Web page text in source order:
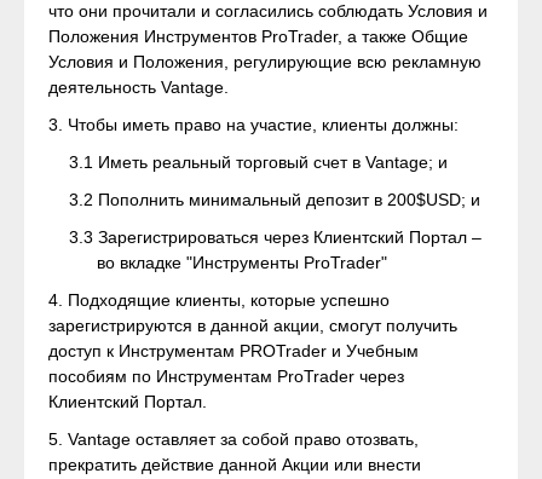
что они прочитали и согласились соблюдать Условия и
Положения Инструментов ProTrader, а также Общие
Условия и Положения, регулирующие всю рекламную
деятельность Vantage.
3. Чтобы иметь право на участие, клиенты должны:
3.1 Иметь реальный торговый счет в Vantage; и
3.2 Пополнить минимальный депозит в 200$USD; и
3.3 Зарегистрироваться через Клиентский Портал –
во вкладке "Инструменты ProTrader"
4. Подходящие клиенты, которые успешно
зарегистрируются в данной акции, смогут получить
доступ к Инструментам PROTrader и Учебным
пособиям по Инструментам ProTrader через
Клиентский Портал.
5. Vantage оставляет за собой право отозвать,
прекратить действие данной Акции или внести